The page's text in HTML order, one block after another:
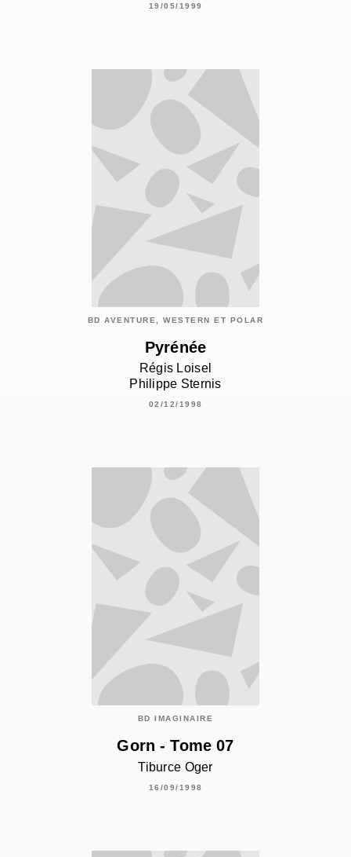
19/05/1999
BD AVENTURE, WESTERN ET POLAR
Pyrénée
Régis Loisel
Philippe Sternis
02/12/1998
BD IMAGINAIRE
Gorn - Tome 07
Tiburce Oger
16/09/1998